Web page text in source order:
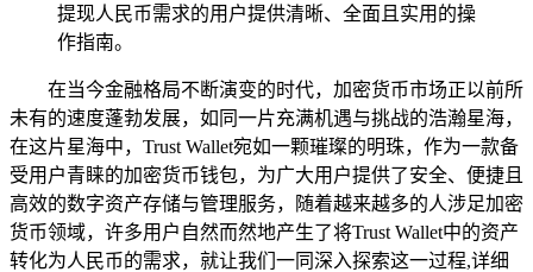
提现人民币需求的用户提供清晰、全面且实用的操
作指南。
在当今金融格局不断演变的时代，加密货币市场正以前所
未有的速度蓬勃发展，如同一片充满机遇与挑战的浩瀚星海，
在这片星海中，Trust Wallet宛如一颗璀璨的明珠，作为一款备
受用户青睐的加密货币钱包，为广大用户提供了安全、便捷且
高效的数字资产存储与管理服务，随着越来越多的人涉足加密
货币领域，许多用户自然而然地产生了将Trust Wallet中的资产
转化为人民币的需求，就让我们一同深入探索这一过程,详细